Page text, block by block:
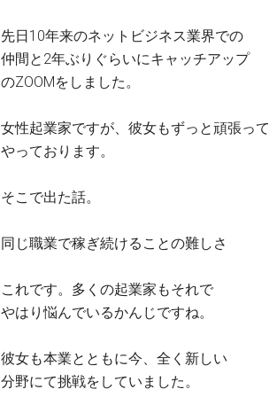
先日10年来のネットビジネス業界での
仲間と2年ぶりぐらいにキャッチアップ
のZOOMをしました。
女性起業家ですが、彼女もずっと頑張って
やっております。
そこで出た話。
同じ職業で稼ぎ続けることの難しさ
これです。多くの起業家もそれで
やはり悩んでいるかんじですね。
彼女も本業とともに今、全く新しい
分野にて挑戦をしていました。